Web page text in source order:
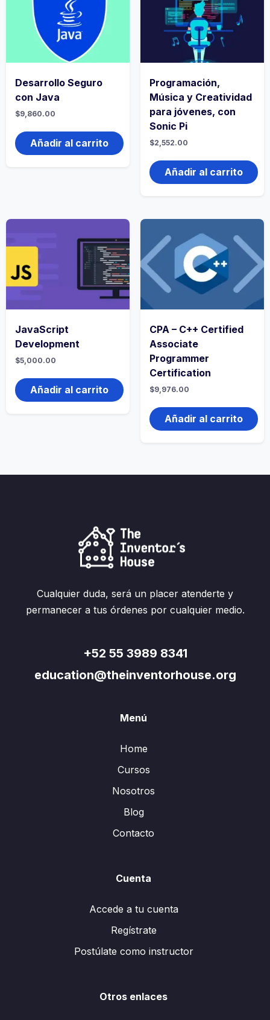
Desarrollo Seguro
con Java
$9,860.00
Añadir al carrito
Programación,
Música y Creatividad
para jóvenes, con
Sonic Pi
$2,552.00
Añadir al carrito
JavaScript
Development
$5,000.00
Añadir al carrito
CPA – C++ Certified
Associate
Programmer
Certification
$9,976.00
Añadir al carrito
Cualquier duda, será un placer atenderte y
permanecer a tus órdenes por cualquier medio.
+52 55 3989 8341
education@theinventorhouse.org
Menú
Home
Cursos
Nosotros
Blog
Contacto
Cuenta
Accede a tu cuenta
Regístrate
Postúlate como instructor
Otros enlaces